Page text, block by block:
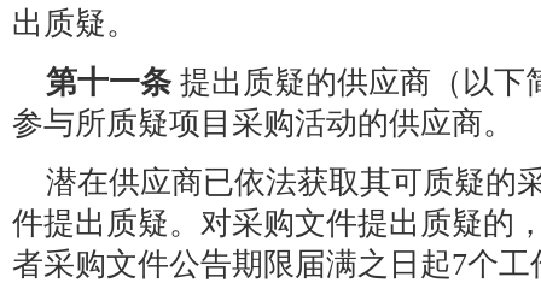
出质疑。
第十一条 提出质疑的供应商（以下
参与所质疑项目采购活动的供应商。
潜在供应商已依法获取其可质疑的
件提出质疑。对采购文件提出质疑的
者采购文件公告期限届满之日起7个